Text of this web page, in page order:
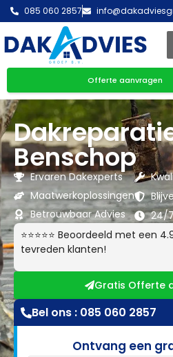
085 060 2857
Offerte aanvragen
Benschop
Ervaren Dakexperts
Maatwerkoplossingen
Betrouwbaar Advies
24/
⭐⭐⭐⭐⭐ Beoordeeld met een
tevreden klanten!
Gratis Offerte
Bel ons : 085 060 2857
Ontvang een